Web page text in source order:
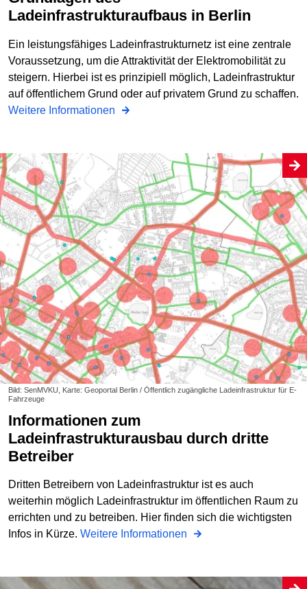
Ladeinfrastrukturaufbaus in Berlin
Ein leistungsfähiges Ladeinfrastrukturnetz ist eine zentrale
Voraussetzung, um die Attraktivität der Elektromobilität zu
steigern. Hierbei ist es prinzipiell möglich, Ladeinfrastruktur
auf öffentlichem Grund oder auf privatem Grund zu schaffen.
Weitere Informationen
Bild: SenMVKU, Karte: Geoportal Berlin / Öffentlich zugängliche Ladeinfrastruktur für E-
Fahrzeuge
Informationen zum
Ladeinfrastrukturausbau durch dritte
Betreiber
Dritten Betreibern von Ladeinfrastruktur ist es auch
weiterhin möglich Ladeinfrastruktur im öffentlichen Raum zu
errichten und zu betreiben. Hier finden sich die wichtigsten
Infos in Kürze. Weitere Informationen